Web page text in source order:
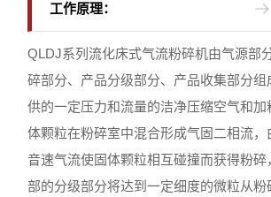
工作原理：
QLDJ系列流化床式气流粉碎机由气源部
碎部分、产品分级部分、产品收集部分组
供的一定压力和流量的洁净压缩空气和加
体颗粒在粉碎室中混合形成气固二相流，
音速气流使固体颗粒相互碰撞而获得粉
部的分级部分将达到一定细度的微粒从粉